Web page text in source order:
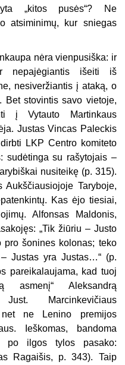
„kitos pusės“? Ne
atsiminimų, kur sniegas
nėra vienpusiška: ir
nepajėgiantis išeiti iš
nesiveržiantis į ataką, o
Bet stovintis savo vietoje,
į Vytauto Martinkaus
Justas Vincas Paleckis
LKP Centro komiteto
sudėtinga su rašytojais –
nusiteikę (p. 315).
Taryboje,
Kas ėjo tiesiai,
Alfonsas Maldonis,
„Tik žiūriu – Justo
šonines kolonas; teko
Justas yra Justas…“ (p.
pareikalaujama, kad tuoj
asmenį“ Aleksandrą
Marcinkevičiaus
ne Lenino premijos
Ieškomas, bandoma
po ilgos tylos pasako:
Ragaišis, p. 343). Taip